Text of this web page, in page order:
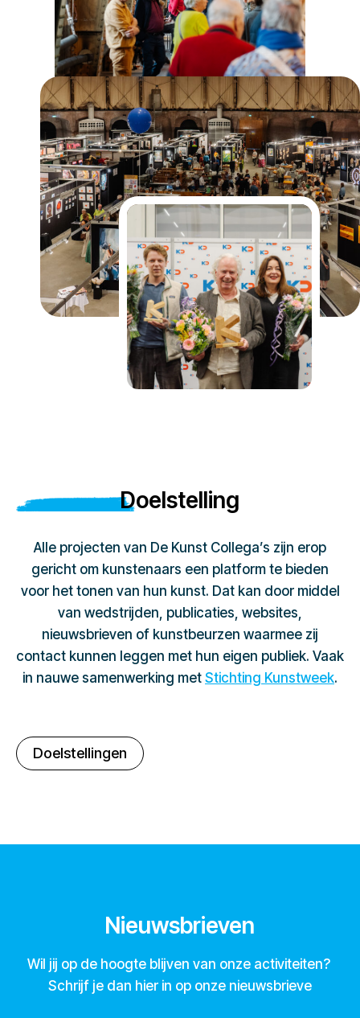
Doelstelling
Alle projecten van De Kunst Collega’s zijn erop
gericht om kunstenaars een platform te bieden
voor het tonen van hun kunst. Dat kan door middel
van wedstrijden, publicaties, websites,
nieuwsbrieven of kunstbeurzen waarmee zij
contact kunnen leggen met hun eigen publiek. Vaak
in nauwe samenwerking met Stichting Kunstweek.
Doelstellingen
Nieuwsbrieven
Wil jij op de hoogte blijven van onze activiteiten?
Schrijf je dan hier in op onze nieuwsbrieve